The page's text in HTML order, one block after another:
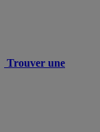
Trouver une